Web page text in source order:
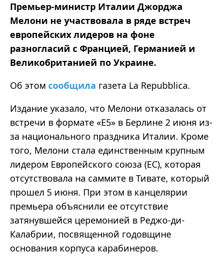
Премьер-министр Италии Джорджа
Мелони не участвовала в ряде встреч
европейских лидеров на фоне
разногласий с Францией, Германией и
Великобританией по Украине.
Об этом сообщила газета La Repubblica.
Издание указало, что Мелони отказалась от
встречи в формате «Е5» в Берлине 2 июня из-
за национального праздника Италии. Кроме
того, Мелони стала единственным крупным
лидером Европейского союза (ЕС), которая
отсутствовала на саммите в Тивате, который
прошел 5 июня. При этом в канцелярии
премьера объяснили ее отсутствие
затянувшейся церемонией в Реджо-ди-
Калабрии, посвященной годовщине
основания корпуса карабинеров.